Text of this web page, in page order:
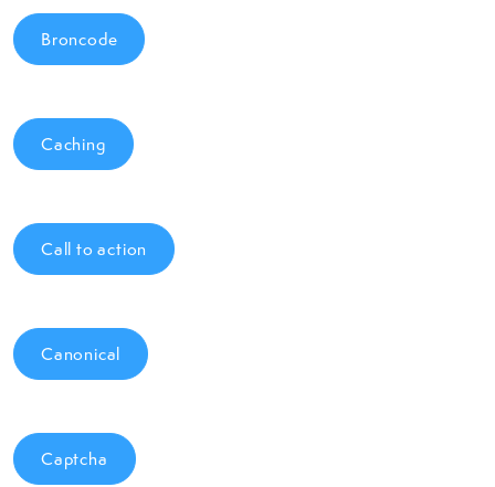
Broncode
Caching
Call to action
Canonical
Captcha